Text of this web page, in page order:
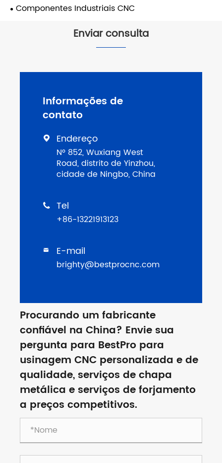
Componentes Industriais CNC
Enviar consulta
Informações de
contato
 Endereço
Nº 852, Wuxiang West
Road, distrito de Yinzhou,
cidade de Ningbo, China
 Tel
+86-13221913123
 E-mail
brighty@bestprocnc.com
Procurando um fabricante
confiável na China? Envie sua
pergunta para BestPro para
usinagem CNC personalizada e de
qualidade, serviços de chapa
metálica e serviços de forjamento
a preços competitivos.